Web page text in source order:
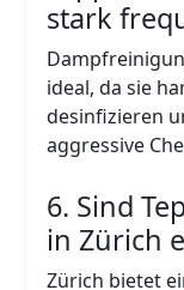
stark
ideal, da sie
desinfizieren
aggressive
6. Sind
in Zürich
Zürich bietet